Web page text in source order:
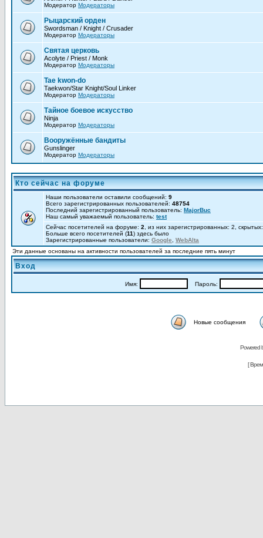
Модератор Модераторы
Рыцарский орден
Swordsman / Knight / Crusader
Модератор Модераторы
Святая церковь
Acolyte / Priest / Monk
Модератор Модераторы
Tae kwon-do
Taekwon/Star Knight/Soul Linker
Модератор Модераторы
Тайное боевое искусство
Ninja
Модератор Модераторы
Вооружённые бандиты
Gunslinger
Модератор Модераторы
Кто сейчас на форуме
Наши пользователи оставили сообщений: 9
Всего зарегистрированных пользователей: 48754
Последний зарегистрированный пользователь: MajorBuc
Наш самый уважаемый пользователь: test
Сейчас посетителей на форуме: 2 , из них зарегистрированных: 2,
Больше всего посетителей (11) здесь было
Зарегистрированные пользователи: Google
WebAlta
Эти данные основаны на активности пользователей за последние пять минут
Вход
Имя: Пароль:
Новые сообщения
Powered
[